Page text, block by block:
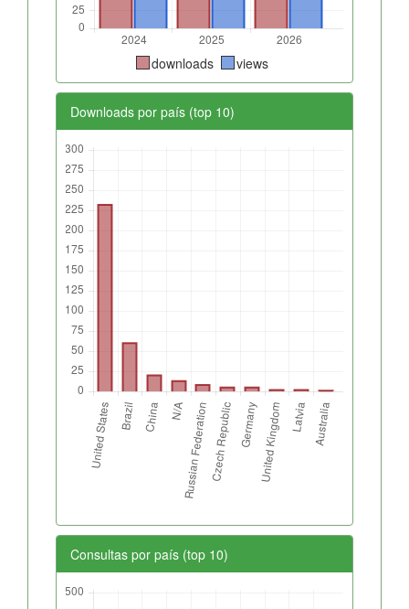
downloads views
Downloads por país (top 10)
Consultas por país (top 10)